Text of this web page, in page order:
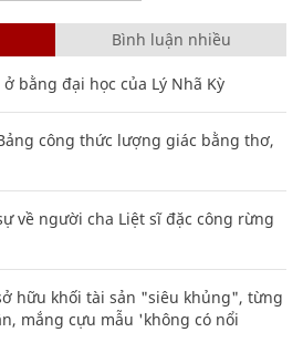
Bình luận nhiều
bằng đại học của Lý Nhã Kỳ
công thức lượng giác bằng thơ,
về người cha Liệt sĩ đặc công rừng
hữu khối tài sản "siêu khủng", từng
mắng cựu mẫu 'không có nổi